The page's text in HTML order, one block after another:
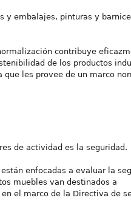
y embalajes, pinturas y
contribuye
de los productos
les provee de un marco
de actividad es la seguridad.
enfocadas a evaluar la
muebles van destinados a
el marco de la Directiva de